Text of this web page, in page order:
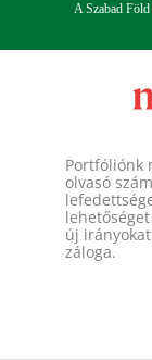
A Szabad
Portfóliónk
olvasó
új
záloga.